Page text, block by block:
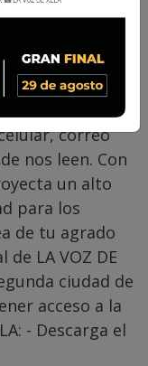
de
sin
digital
enviar a
datos:
correo
nos leen. Con
un alto
para los
de tu agrado
LA VOZ DE
ciudad de
acceso a la
- Descarga el